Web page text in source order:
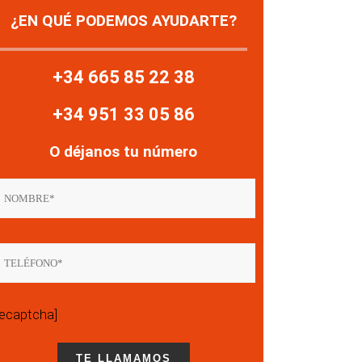
¿EN QUÉ PODEMOS AYUDARTE?
+34 665 85 22 38
+34 951 33 05 86
O déjanos tu número